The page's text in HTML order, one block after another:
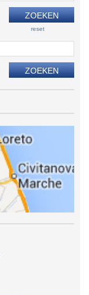
reset